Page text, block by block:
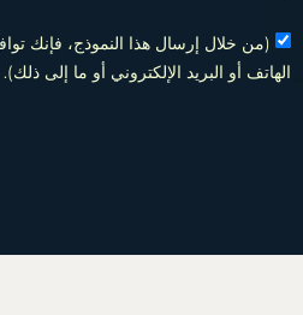
(من خلال إرسال هذا النموذج، فإنك
الهاتف أو البريد الإلكتروني أو ما إلى ذلك).